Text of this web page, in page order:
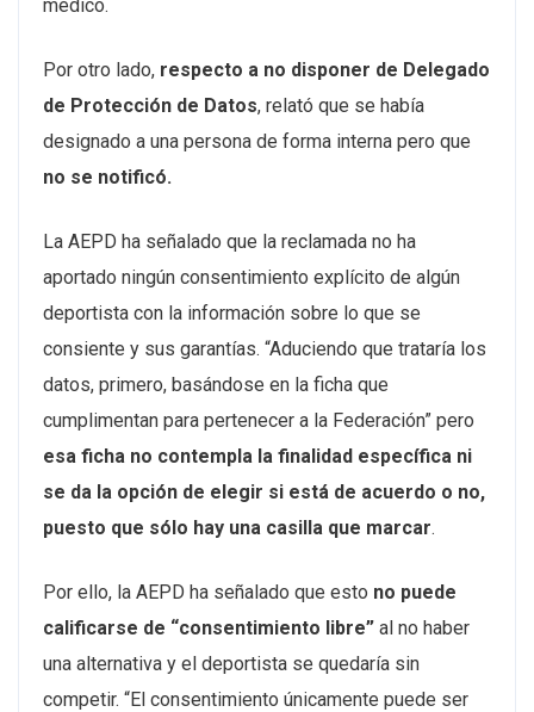
médico.
Por otro lado, respecto a no disponer de Delegado
de Protección de Datos, relató que se había
designado a una persona de forma interna pero que
no se notificó.
La AEPD ha señalado que la reclamada no ha
aportado ningún consentimiento explícito de algún
deportista con la información sobre lo que se
consiente y sus garantías. “Aduciendo que trataría los
datos, primero, basándose en la ficha que
cumplimentan para pertenecer a la Federación” pero
esa ficha no contempla la finalidad específica ni
se da la opción de elegir si está de acuerdo o no,
puesto que sólo hay una casilla que marcar.
Por ello, la AEPD ha señalado que esto no puede
calificarse de “consentimiento libre” al no haber
una alternativa y el deportista se quedaría sin
competir. “El consentimiento únicamente puede ser